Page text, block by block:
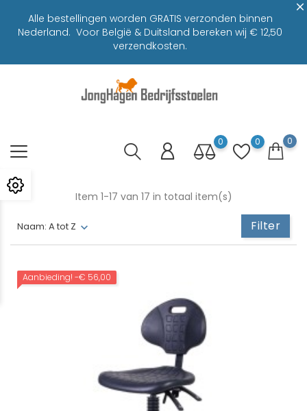
Alle bestellingen worden GRATIS verzonden binnen
Nederland. Voor België & Duitsland bereken wij € 12,50
verzendkosten.
0 0 0
Naam: A tot Z Filter
Item 1-17 van 17 in totaal item(s)
Aanbieding! -€ 56,00